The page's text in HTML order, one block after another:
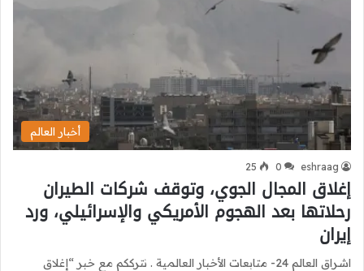
أخبار العالم
eshraag
0
25
إغلاق المجال الجوي، وتوقف شركات الطيران
رحلاتها بعد الهجوم الأمريكي والإسرائيلي، ورد
إيران
اشراق العالم 24- متابعات الأخبار العالمية . نترككم مع خبر “إغلاق